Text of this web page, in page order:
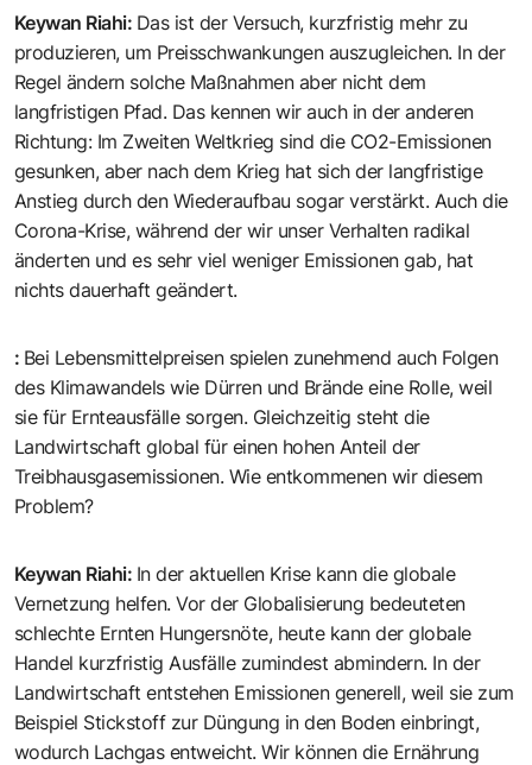
Keywan Riahi: Das ist der Versuch, kurzfristig mehr zu
produzieren, um Preisschwankungen auszugleichen. In der
Regel ändern solche Maßnahmen aber nicht dem
langfristigen Pfad. Das kennen wir auch in der anderen
Richtung: Im Zweiten Weltkrieg sind die CO2-Emissionen
gesunken, aber nach dem Krieg hat sich der langfristige
Anstieg durch den Wiederaufbau sogar verstärkt. Auch die
Corona-Krise, während der wir unser Verhalten radikal
änderten und es sehr viel weniger Emissionen gab, hat
nichts dauerhaft geändert.
: Bei Lebensmittelpreisen spielen zunehmend auch Folgen
des Klimawandels wie Dürren und Brände eine Rolle, weil
sie für Ernteausfälle sorgen. Gleichzeitig steht die
Landwirtschaft global für einen hohen Anteil der
Treibhausgasemissionen. Wie entkommenen wir diesem
Problem?
Keywan Riahi: In der aktuellen Krise kann die globale
Vernetzung helfen. Vor der Globalisierung bedeuteten
schlechte Ernten Hungersnöte, heute kann der globale
Handel kurzfristig Ausfälle zumindest abmindern. In der
Landwirtschaft entstehen Emissionen generell, weil sie zum
Beispiel Stickstoff zur Düngung in den Boden einbringt,
wodurch Lachgas entweicht. Wir können die Ernährung